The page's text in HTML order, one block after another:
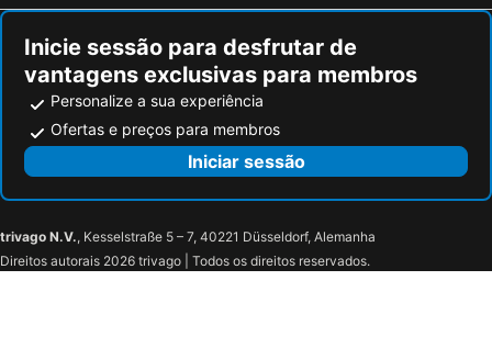
La Palazzina Bed & Breakfast
Villa Musella B&B
Inicie sessão para desfrutar de
vantagens exclusivas para membros
Personalize a sua experiência
Ofertas e preços para membros
Iniciar sessão
trivago N.V., Kesselstraße 5 – 7, 40221 Düsseldorf, Alemanha
Direitos autorais 2026 trivago | Todos os direitos reservados.